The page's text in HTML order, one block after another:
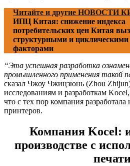
Читайте и другие НОВОСТИ
ИПЦ Китая: снижение индекса
потребительских цен Китая
структурными и циклическими
факторами
“Эта успешная разработка
промышленного применения такой
сказал Чжоу Чжицзюнь (Zhou
исследованиям и разработкам
что с тех пор компания разработала
принтеров.
Компания Kocel:
производстве с